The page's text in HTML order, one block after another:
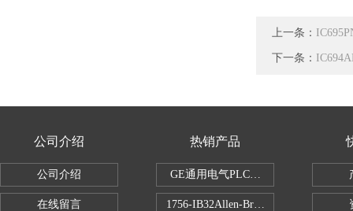
上一条：
下一条：
公司介绍
公司介绍
在线留言
热销产品
GE通用电气PLC控制器
1756-IB32Allen-Bradley1756IB32数字